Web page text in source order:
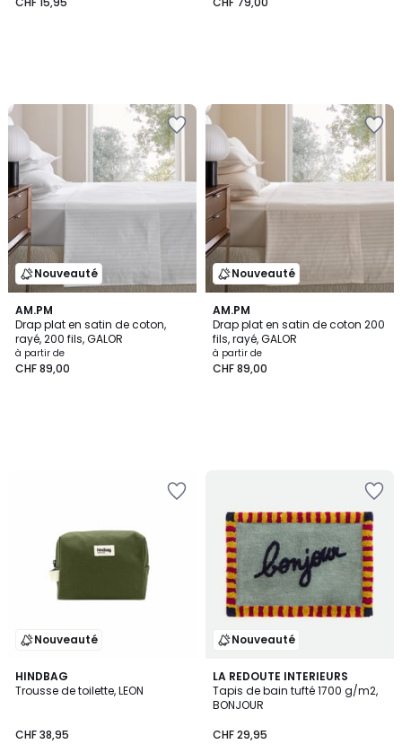
Nouveauté
AM.PM
Drap plat en satin de coton,
rayé, 200 fils, GALOR
à partir de
CHF 89,00
Nouveauté
AM.PM
Drap plat en satin de coton 200
fils, rayé, GALOR
à partir de
CHF 89,00
Nouveauté
HINDBAG
Trousse de toilette, LEON
CHF 38,95
Nouveauté
LA REDOUTE INTERIEURS
Tapis de bain tufté 1700 g/m2,
BONJOUR
CHF 29,95